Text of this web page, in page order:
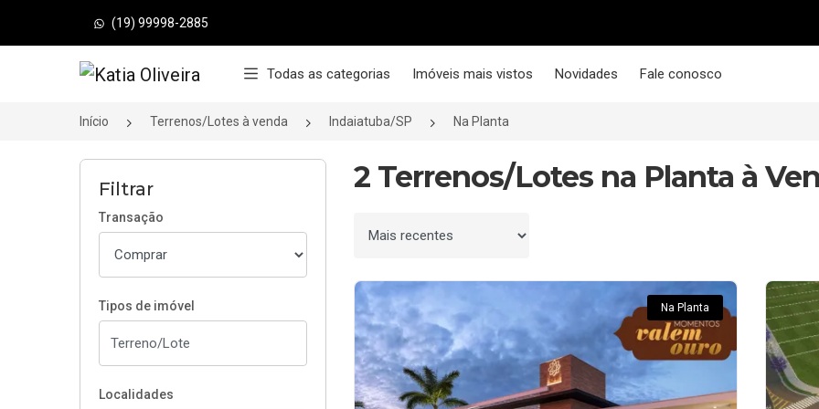
(19) 99998-2885
Página inicial Todas as categorias Imóveis mais vistos Novidades Fale conosco
Início Terrenos/Lotes à venda Indaiatuba/SP Na Planta
Filtrar
Transação
Tipos de imóvel
Localidades
2 Terrenos/Lotes na Planta à
Ordenar por
Na Planta